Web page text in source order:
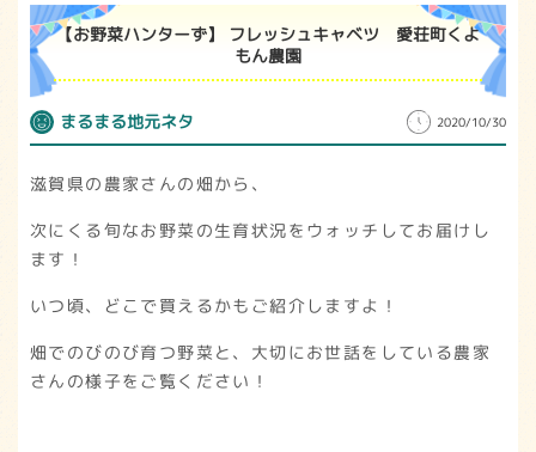
【お野菜ハンターず】 フレッシュキャベツ 愛荘町くよ
もん農園
まるまる地元ネタ 2020/10/30
滋賀県の農家さんの畑から、
次にくる旬なお野菜の生育状況をウォッチしてお届けし
ます！
いつ頃、どこで買えるかもご紹介しますよ！
畑でのびのび育つ野菜と、大切にお世話をしている農家
さんの様子をご覧ください！